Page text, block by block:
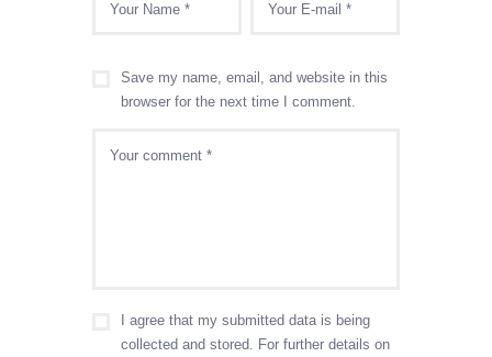
Save my name, email, and website in this
browser for the next time I comment.
I agree that my submitted data is being
collected and stored. For further details on